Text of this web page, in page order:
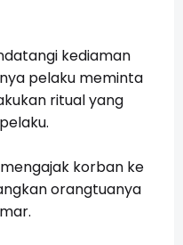
kediaman
pelaku meminta
ritual yang
korban ke
orangtuanya